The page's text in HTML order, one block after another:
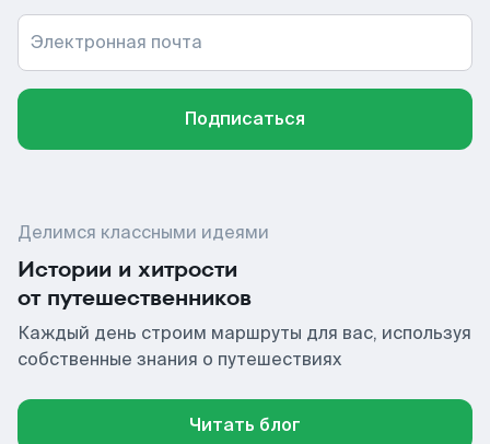
Электронная почта
Подписаться
Делимся классными идеями
Истории и хитрости
от путешественников
Каждый день строим маршруты для вас, используя
собственные знания о путешествиях
Читать блог